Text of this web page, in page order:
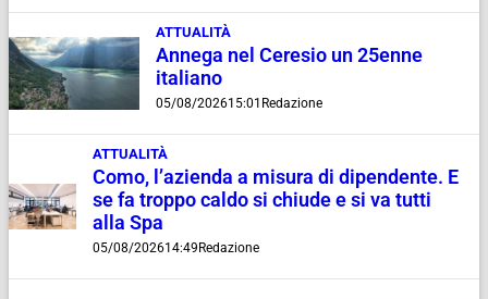
ATTUALITÀ
Annega nel Ceresio un 25enne
italiano
05/08/202615:01 Redazione
ATTUALITÀ
Como, l’azienda a misura di dipendente. E
se fa troppo caldo si chiude e si va tutti
alla Spa
05/08/202614:49 Redazione